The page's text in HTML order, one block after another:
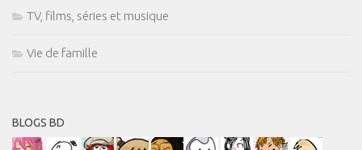
TV, films, séries et musique
Vie de famille
BLOGS BD